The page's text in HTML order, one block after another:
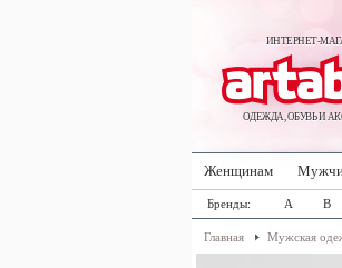
ИНТЕРНЕТ-
ОДЕЖДА, ОБУВЬ И
Женщинам
Бренды: A B
Главная Мужская